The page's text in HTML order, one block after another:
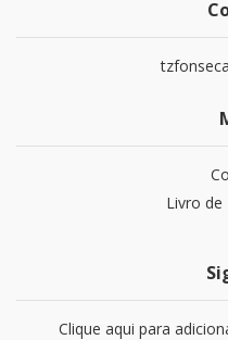
Livro de
Clique aqui para